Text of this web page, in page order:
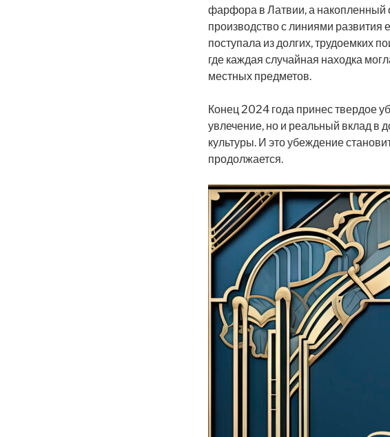
фарфора в Латвии, а накопленный
производство с линиями
поступала из долгих, трудоемких
где каждая случайная находка
местных предметов.
Конец 2024 года принес твердое
увлечение, но и реальный вклад в
культуры. И это убеждение
продолжается.